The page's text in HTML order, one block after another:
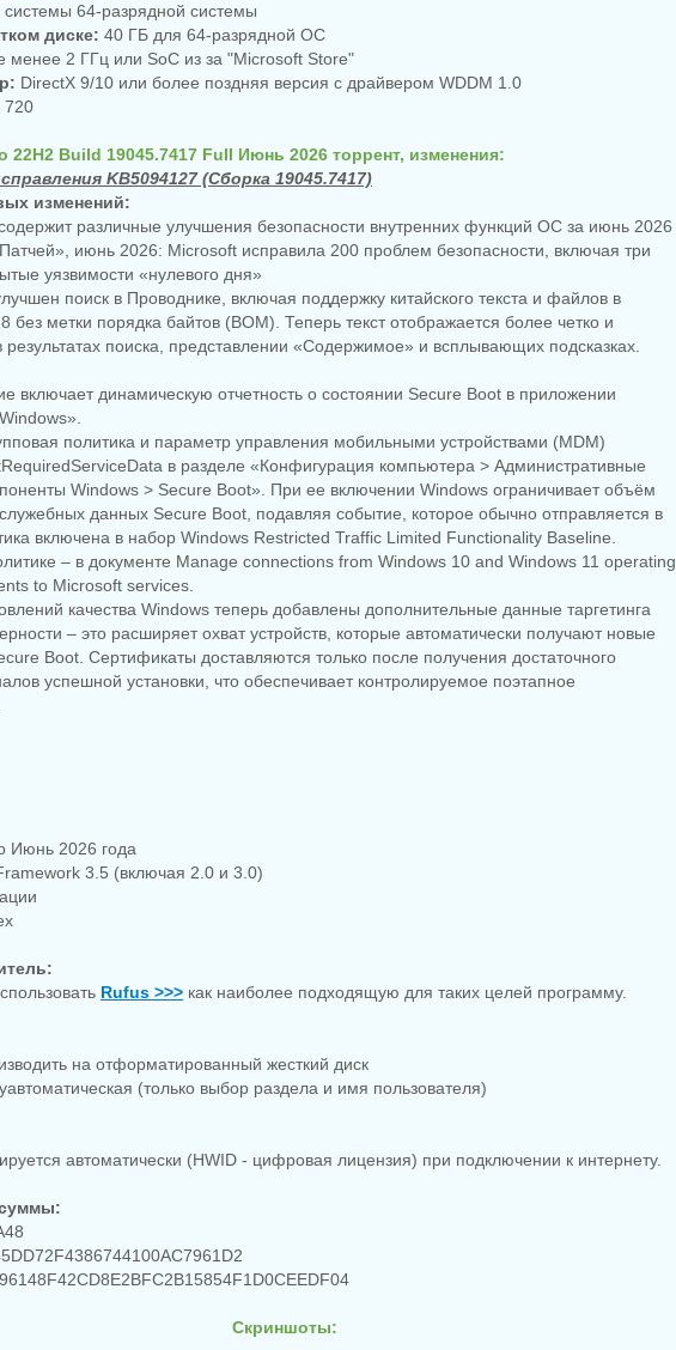
64-разрядной системы
диске: 40 ГБ для 64-разрядной ОС
менее 2 ГГц или SoC из за "Microsoft Store"
DirectX 9/10 или более поздняя версия с драйвером WDDM 1.0
720
22H2 Build 19045.7417 Full Июнь 2026 торрент, изменения:
KB5094127 (Сборка 19045.7417)
изменений:
различные улучшения безопасности внутренних функций ОС за июнь 2026
июнь 2026: Microsoft исправила 200 проблем безопасности, включая три
уязвимости «нулевого дня»
поиск в Проводнике, включая поддержку китайского текста и файлов в
без метки порядка байтов (BOM). Теперь текст отображается более четко и
результатах поиска, представлении «Содержимое» и всплывающих подсказках.
включает динамическую отчетность о состоянии Secure Boot в приложении
политика и параметр управления мобильными устройствами (MDM)
в разделе «Конфигурация компьютера > Административные
Windows > Secure Boot». При ее включении Windows ограничивает объём
данных Secure Boot, подавляя событие, которое обычно отправляется в
включена в набор Windows Restricted Traffic Limited Functionality Baseline.
– в документе Manage connections from Windows 10 and Windows 11 operating
to Microsoft services.
качества Windows теперь добавлены дополнительные данные таргетинга
– это расширяет охват устройств, которые автоматически получают новые
Boot. Сертификаты доставляются только после получения достаточного
успешной установки, что обеспечивает контролируемое поэтапное
Июнь 2026 года
3.5 (включая 2.0 и 3.0)
Rufus >>> как наиболее подходящую для таких целей программу.
на отформатированный жесткий диск
(только выбор раздела и имя пользователя)
автоматически (HWID - цифровая лицензия) при подключении к интернету.
Скриншоты: